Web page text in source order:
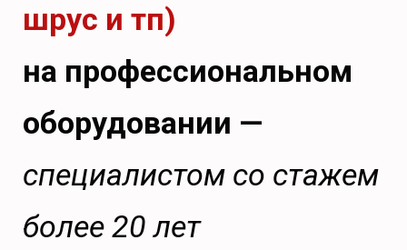
шрус и тп)
на профессиональном
оборудовании —
специалистом со стажем
более 20 лет